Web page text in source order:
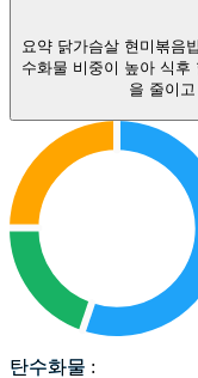
요약 닭가슴살 현미볶음
수화물 비중이 높아 식
을 줄이
탄수화물
탄수화물 :